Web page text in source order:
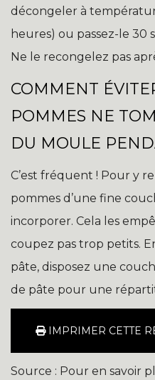
décongeler à
heures) ou passez-le 30
Ne le recongelez pas
COMMENT
POMMES NE
DU MOULE
C’est fréquent ! Pour y
pommes d’une fine
incorporer. Cela les
coupez pas trop petits.
pâte, disposez une
de pâte pour une
IMPRIMER CETTE
Source : Pour en savoir